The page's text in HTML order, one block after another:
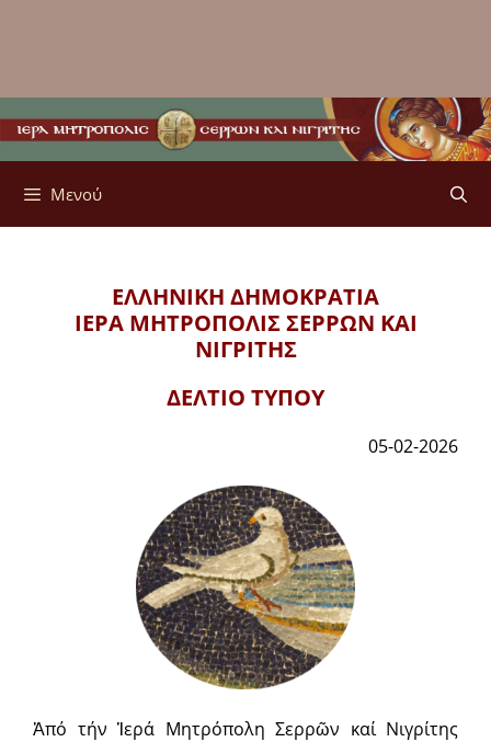
Μενού
ΕΛΛΗΝΙΚΗ ΔΗΜΟΚΡΑΤΙΑ
ΙΕΡΑ ΜΗΤΡΟΠΟΛΙΣΣΕΡΡΩΝ ΚΑΙ
ΝΙΓΡΙΤΗΣ
ΔΕΛΤΙΟ ΤΥΠΟΥ
05-02-2026
Ἀπό τήν Ἱερά Μητρόπολη Σερρῶν καί Νιγρίτης